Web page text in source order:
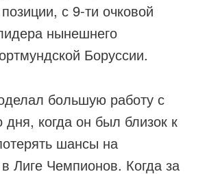
с 9-ти очковой
нынешнего
Боруссии.
большую работу с
дня, когда он был близок к
шансы на
Лиге Чемпионов. Когда за